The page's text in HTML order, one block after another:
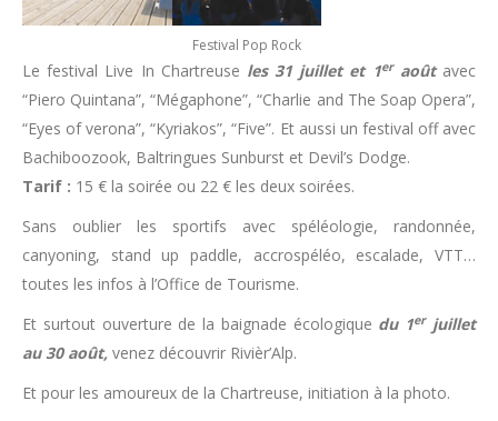
Festival Pop Rock
Le festival Live In Chartreuse les 31 juillet et 1eraoûtavec
“Piero Quintana”, “Mégaphone”, “Charlie and The Soap Opera”,
“Eyes of verona”, “Kyriakos”, “Five”. Et aussi un festival off avec
Bachiboozook, Baltringues Sunburst et Devil’s Dodge.
Tarif : 15 € la soirée ou 22 € les deux soirées.
Sans oublier les sportifs avec spéléologie, randonnée,
canyoning, stand up paddle, accrospéléo, escalade, VTT…
toutes les infos à l’Office de Tourisme.
Et surtout ouverture de la baignade écologique du 1erjuillet
au 30 août, venez découvrir Rivièr’Alp.
Et pour les amoureux de la Chartreuse, initiation à la photo.